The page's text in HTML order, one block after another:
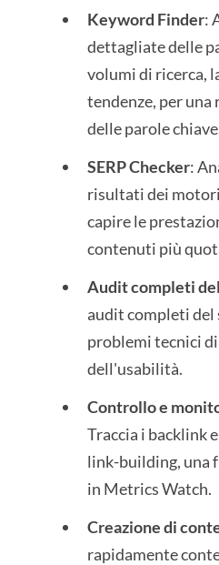
Keyword Finder:
dettagliate delle
volumi di ricerca,
tendenze, per
delle parole
SERP Checker:
risultati dei motori
capire le
contenuti più
Audit completi
audit completi
problemi tecnici
dell'usabilità.
Controllo e
Traccia i backlink
link-building, una
in Metrics Watch.
Creazione di
rapidamente